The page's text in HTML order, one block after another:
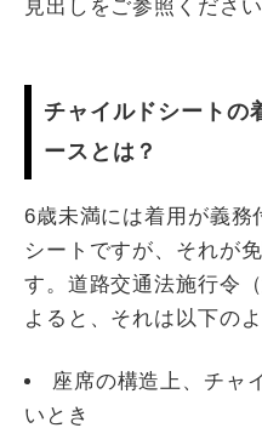
見出しをご参照ください
チャイルドシートの
ースとは？
6歳未満には着用が義務
シートですが、それが
す。道路交通法施行令
よると、それは以下の
座席の構造上、チャ
いとき